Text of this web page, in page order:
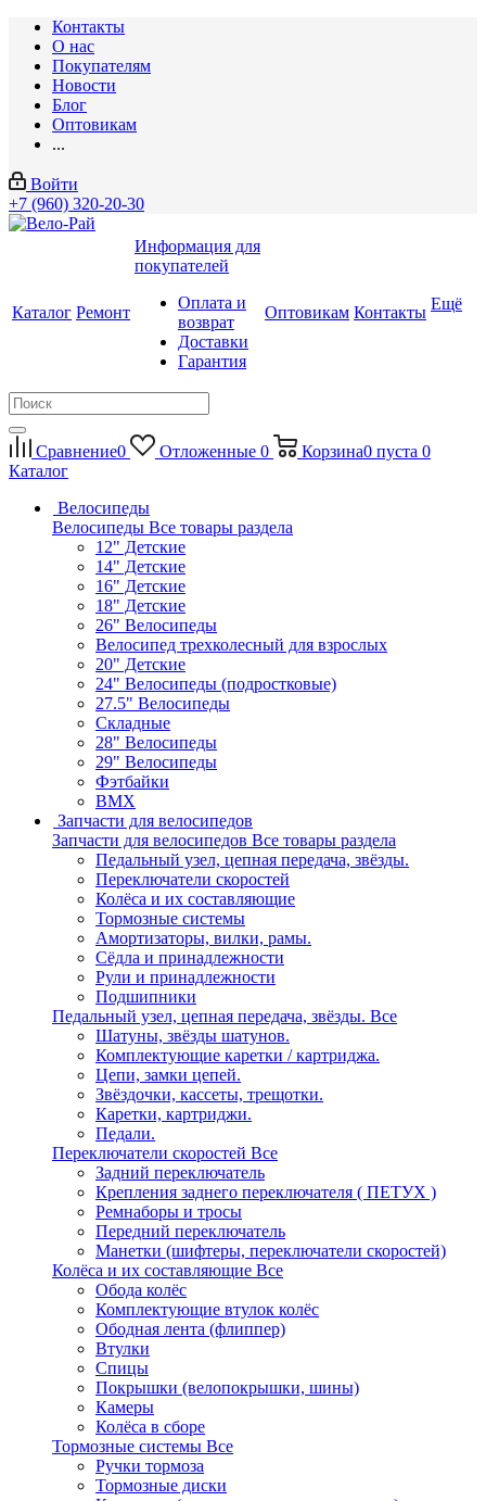
Контакты
О нас
Покупателям
Новости
Блог
Оптовикам
...
Войти
+7 (960) 320-20-30
Каталог Ремонт
Информация для
покупателей
Оплата и
возврат
Доставки
Гарантия
Оптовикам Контакты Ещё
Сравнение0 Отложенные 0 Корзина0 пуста 0
Каталог
Велосипеды
Велосипеды Все товары раздела
12" Детские
14" Детские
16" Детские
18" Детские
26" Велосипеды
Велосипед трехколесный для взрослых
20" Детские
24" Велосипеды (подростковые)
27.5" Велосипеды
Складные
28" Велосипеды
29" Велосипеды
Фэтбайки
BMX
Запчасти для велосипедов
Запчасти для велосипедов Все товары раздела
Педальный узел, цепная передача, звёзды.
Переключатели скоростей
Колёса и их составляющие
Тормозные системы
Амортизаторы, вилки, рамы.
Сёдла и принадлежности
Рули и принадлежности
Подшипники
Педальный узел, цепная передача, звёзды. Все
Шатуны, звёзды шатунов.
Комплектующие каретки / картриджа.
Цепи, замки цепей.
Звёздочки, кассеты, трещотки.
Каретки, картриджи.
Педали.
Переключатели скоростей Все
Задний переключатель
Крепления заднего переключателя ( ПЕТУХ )
Ремнаборы и тросы
Передний переключатель
Манетки (шифтеры, переключатели скоростей)
Колёса и их составляющие Все
Обода колёс
Комплектующие втулок колёс
Ободная лента (флиппер)
Втулки
Спицы
Покрышки (велопокрышки, шины)
Камеры
Колёса в сборе
Тормозные системы Все
Ручки тормоза
Тормозные диски